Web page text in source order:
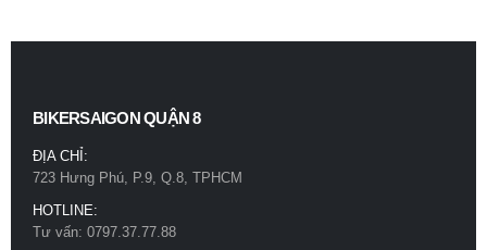
BIKERSAIGON QUẬN 8
ĐỊA CHỈ:
723 Hưng Phú, P.9, Q.8, TPHCM
HOTLINE:
Tư vấn: 0797.37.77.88